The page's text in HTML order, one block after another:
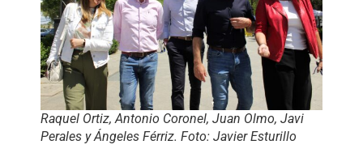
Raquel Ortiz, Antonio Coronel, Juan Olmo, Javi
Perales y Ángeles Férriz. Foto: Javier Esturillo